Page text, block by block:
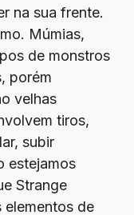
na sua frente.
Múmias,
de monstros
porém
velhas
tiros,
subir
estejamos
Strange
elementos de